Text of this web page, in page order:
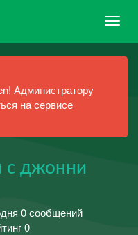
Администратору
на сервисе
с джонни
0 сообщений
0